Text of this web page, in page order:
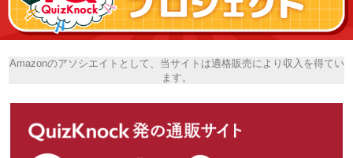
Amazonのアソシエイトとして、当サイトは適格販売により収入を得てい
ます。